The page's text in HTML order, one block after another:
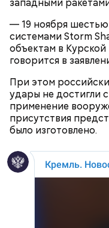
западными
— 19 ноября шестью
системами Storm
объектам в
говорится в
При этом
удары не достигли
применение
присутствия
было изготовлено.
Более чем полгода о
видеозапись с ее
иракском
подрывной миссией
(сторонниками